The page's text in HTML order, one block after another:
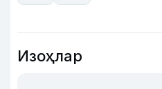
Изоҳлар